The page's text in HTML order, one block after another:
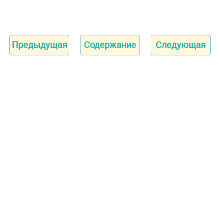
Предыдущая Содержание Следующая